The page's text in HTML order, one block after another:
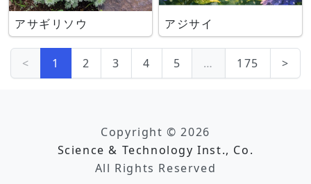
アサギリソウ アジサイ
< 1 2 3 4 5 … 175 >
Copyright © 2026
Science & Technology Inst., Co.
All Rights Reserved